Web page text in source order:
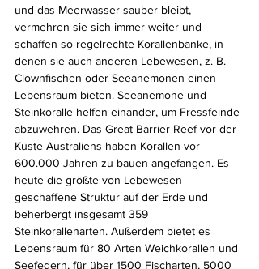
und das Meerwasser sauber bleibt,
vermehren sie sich immer weiter und
schaffen so regelrechte Korallenbänke, in
denen sie auch anderen Lebewesen, z. B.
Clownfischen oder Seeanemonen einen
Lebensraum bieten. Seeanemone und
Steinkoralle helfen einander, um Fressfeinde
abzuwehren. Das Great Barrier Reef vor der
Küste Australiens haben Korallen vor
600.000 Jahren zu bauen angefangen. Es
heute die größte von Lebewesen
geschaffene Struktur auf der Erde und
beherbergt insgesamt 359
Steinkorallenarten. Außerdem bietet es
Lebensraum für 80 Arten Weichkorallen und
Seefedern, für über 1500 Fischarten, 5000